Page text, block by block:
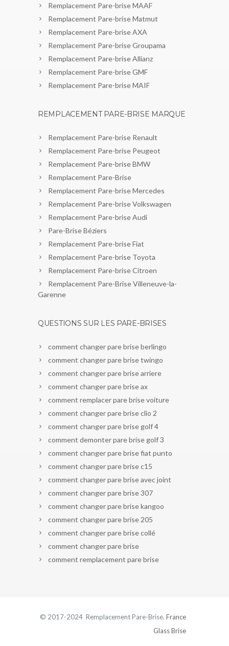
Remplacement Pare-brise MAAF
Remplacement Pare-brise Matmut
Remplacement Pare-brise AXA
Remplacement Pare-brise Groupama
Remplacement Pare-brise Allianz
Remplacement Pare-brise GMF
Remplacement Pare-brise MAIF
REMPLACEMENT PARE-BRISE MARQUE
Remplacement Pare-brise Renault
Remplacement Pare-brise Peugeot
Remplacement Pare-brise BMW
Remplacement Pare-Brise
Remplacement Pare-brise Mercedes
Remplacement Pare-brise Volkswagen
Remplacement Pare-brise Audi
Pare-Brise Béziers
Remplacement Pare-brise Fiat
Remplacement Pare-brise Toyota
Remplacement Pare-brise Citroen
Remplacement Pare-Brise Villeneuve-la-
Garenne
QUESTIONS SUR LES PARE-BRISES
comment changer pare brise berlingo
comment changer pare brise twingo
comment changer pare brise arriere
comment changer pare brise ax
comment remplacer pare brise voiture
comment changer pare brise clio 2
comment changer pare brise golf 4
comment demonter pare brise golf 3
comment changer pare brise fiat punto
comment changer pare brise c15
comment changer pare brise avec joint
comment changer pare brise 307
comment changer pare brise kangoo
comment changer pare brise 205
comment changer pare brise collé
comment changer pare brise
comment remplacement pare brise
© 2017-2024 Remplacement Pare-Brise. France
Glass Brise